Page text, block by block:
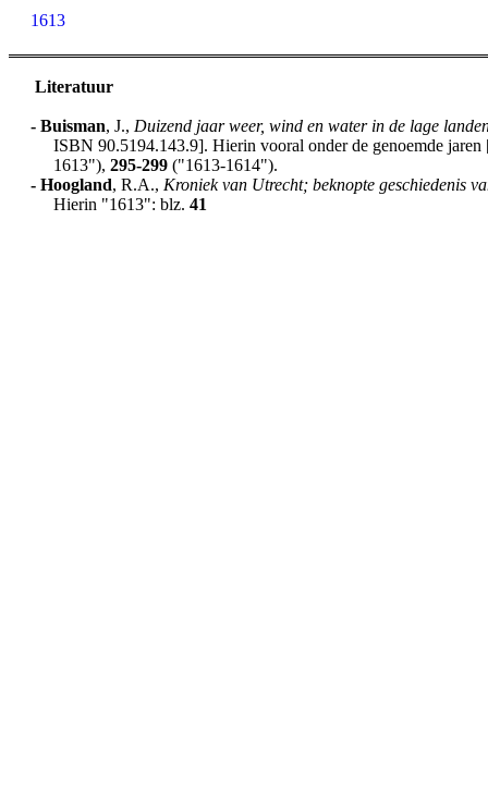
1613
Literatuur
- Buisman, J., Duizend jaar weer, wind en water in de lage
ISBN 90.5194.143.9]. Hierin vooral onder de genoemde
1613"),295-299 ("1613-1614").
- Hoogland, R.A., Kroniek van Utrecht; beknopte geschiedenis
Hierin "1613": blz.41